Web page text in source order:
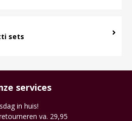
sets
services
in huis!
va. 29,95